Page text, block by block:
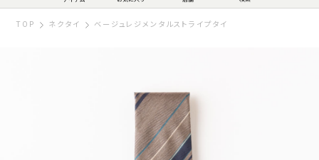
TOP ネクタイ ベージュレジメンタルストライプタイ